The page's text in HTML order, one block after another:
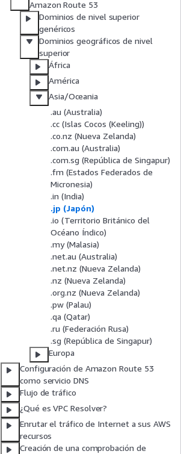
Amazon Route 53
Dominios de nivel superior
genéricos
Dominios geográficos de nivel
superior
África
América
Asia/Oceania
.au (Australia)
.cc (Islas Cocos (Keeling))
.co.nz (Nueva Zelanda)
.com.au (Australia)
.com.sg (República de Singapur)
.fm (Estados Federados de
Micronesia)
.in (India)
.jp (Japón)
.io (Territorio Británico del
Océano Índico)
.my (Malasia)
.net.au (Australia)
.net.nz (Nueva Zelanda)
.nz (Nueva Zelanda)
.org.nz (Nueva Zelanda)
.pw (Palau)
.qa (Qatar)
.ru (Federación Rusa)
.sg (República de Singapur)
Europa
Configuración de Amazon Route 53
como servicio DNS
Flujo de tráfico
¿Qué es VPC Resolver?
Enrutar el tráfico de Internet a sus AWS
recursos
Creación de una comprobación de